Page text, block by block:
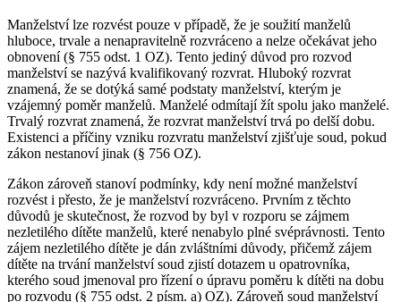
Manželství lze rozvést pouze v případě, že je soužití manželů
hluboce, trvale a nenapravitelně rozvráceno a nelze očekávat jeho
obnovení (§ 755 odst. 1 OZ). Tento jediný důvod pro rozvod
manželství se nazývá kvalifikovaný rozvrat. Hluboký rozvrat
znamená, že se dotýká samé podstaty manželství, kterým je
vzájemný poměr manželů. Manželé odmítají žít spolu jako manželé.
Trvalý rozvrat znamená, že rozvrat manželství trvá po delší dobu.
Existenci a příčiny vzniku rozvratu manželství zjišťuje soud, pokud
zákon nestanoví jinak (§ 756 OZ).
Zákon zároveň stanoví podmínky, kdy není možné manželství
rozvést i přesto, že je manželství rozvráceno. Prvním z těchto
důvodů je skutečnost, že rozvod by byl v rozporu se zájmem
nezletilého dítěte manželů, které nenabylo plné svéprávnosti. Tento
zájem nezletilého dítěte je dán zvláštními důvody, přičemž zájem
dítěte na trvání manželství soud zjistí dotazem u opatrovníka,
kterého soud jmenoval pro řízení o úpravu poměru k dítěti na dobu
po rozvodu (§ 755 odst. 2 písm. a) OZ). Zároveň soud manželství